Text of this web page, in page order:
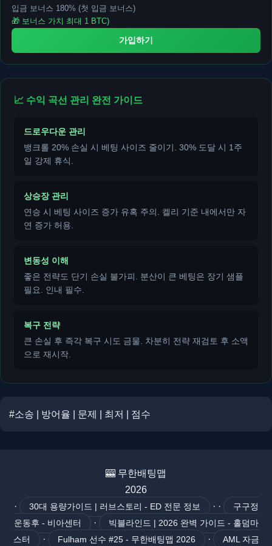
입금 보너스 180% (첫 입금 보너스)
🎁 보너스 가치 최대 1 BTC)
가입하기
📈 수익 곡선 관리 완전 가이드
드로우다운 관리
뱅크롤 20% 손실 시 베팅 사이즈 줄이기. 30% 도달 시 1주
일 강제 휴식.
상승장 관리
연승 시 베팅 사이즈 증가 유혹 주의. 켈리 기준 내에서만 자
연 증가 허용.
변동성 이해
좋은 전략도 단기 손실 불가피. 분산이 큰 베팅은 장기 샘플
필요. 인내 필수.
복구 전략
큰 손실 후 즉각 복구 시도 금물. 차분히 전략 재검토 후 소액
으로 재시작.
#소송 | 방어율 | 문제 | 최저 | 점수
🎰 무한배팅맵
2026
·
30대 용량가이드 | 러브스토리 - ED 전문 정보 · ·
구구정
운동후 - 비아센터
·
빅블라인드 | 2026 완벽 가이드 - 홀덤마
스터
· Fulham 선수 #25 - 무한배팅맵 2026 · AML 자금